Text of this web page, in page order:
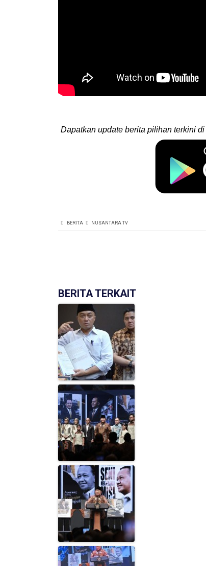
Dapatkan update berita pilihan terkini di
BERITA NUSANTARA TV
BERITA TERKAIT